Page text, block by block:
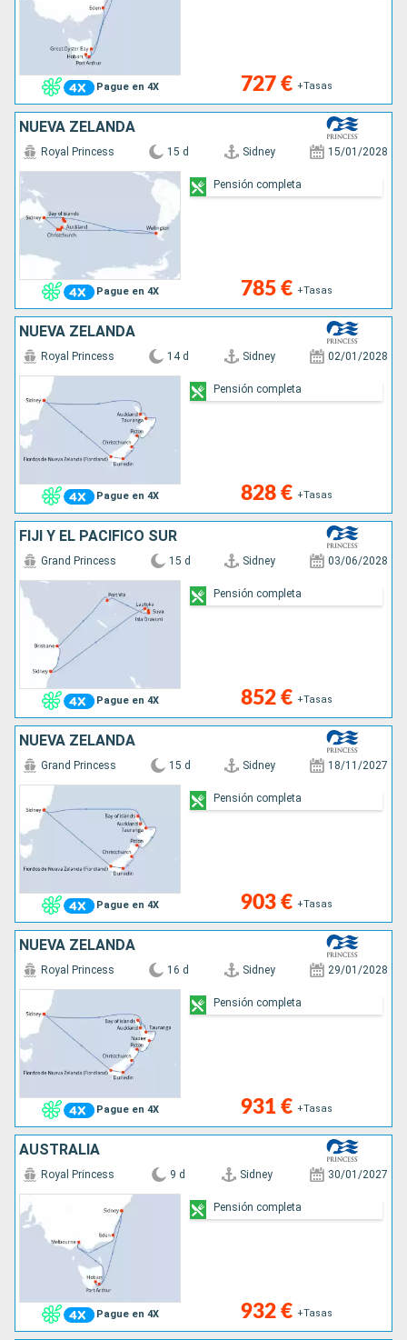
Pague en 4X 727 € +Tasas
NUEVA ZELANDA
Pague en 4X
Royal Princess 15 d Sidney 15/01/2028
785 € +Tasas
Pensión completa
NUEVA ZELANDA
Pague en 4X
Royal Princess 14 d Sidney 02/01/2028
828 € +Tasas
Pensión completa
FIJI Y EL PACÍFICO SUR
Pague en 4X
Grand Princess 15 d Sidney 03/06/2028
852 € +Tasas
Pensión completa
NUEVA ZELANDA
Pague en 4X
Grand Princess 15 d Sidney 18/11/2027
903 € +Tasas
Pensión completa
NUEVA ZELANDA
Pague en 4X
Royal Princess 16 d Sidney 29/01/2028
931 € +Tasas
Pensión completa
AUSTRALIA
Pague en 4X
Royal Princess 9 d Sidney 30/01/2027
932 € +Tasas
Pensión completa